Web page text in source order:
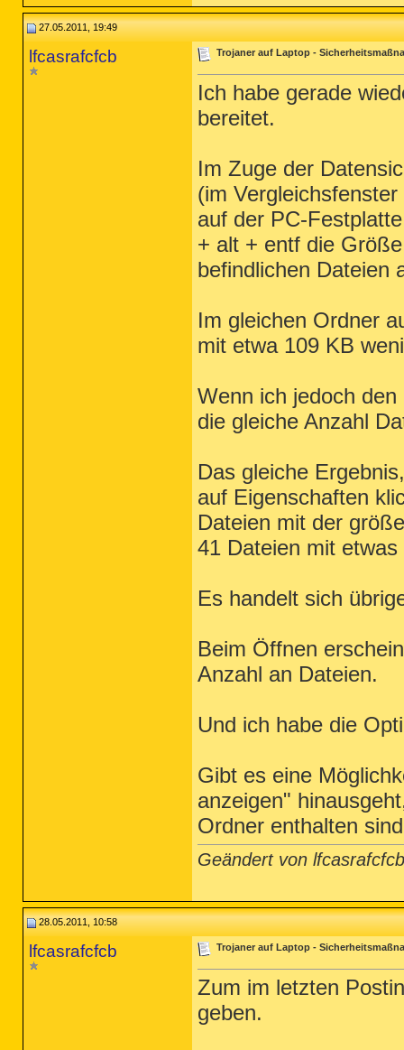
27.05.2011, 19:49
lfcasrafcfcb Trojaner auf Laptop -
Ich habe gerade
bereitet.
Im Zuge der
(im
auf der PC-
+ alt + entf die
befindlichen Dateien
Im gleichen Ordner
mit etwa 109 KB
Wenn ich jedoch
die gleiche Anzahl
Das gleiche
auf Eigenschaften
Dateien mit der
41 Dateien mit
Es handelt sich
Beim Öffnen
Anzahl an Dateien.
Und ich habe die
Gibt es eine
anzeigen"
Ordner enthalten
Geändert von
28.05.2011, 10:58
lfcasrafcfcb Trojaner auf Laptop -
Zum im letzten
geben.